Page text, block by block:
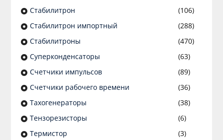
Стабилитрон
(106)
Стабилитрон импортный
(288)
Стабилитроны
(470)
Суперконденсаторы
(63)
Счетчики импульсов
(89)
Счетчики рабочего времени
(36)
Тахогенераторы
(38)
Тензорезисторы
(6)
Термистор
(3)